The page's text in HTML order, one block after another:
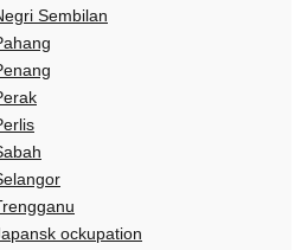
Sembilan
ockupation